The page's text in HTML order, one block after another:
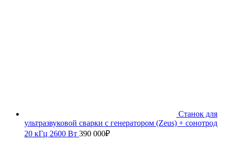
Станок для
ультразвуковой сварки с генератором (Zeus) + сонотрод
20 кГц 2600 Вт 390 000₽